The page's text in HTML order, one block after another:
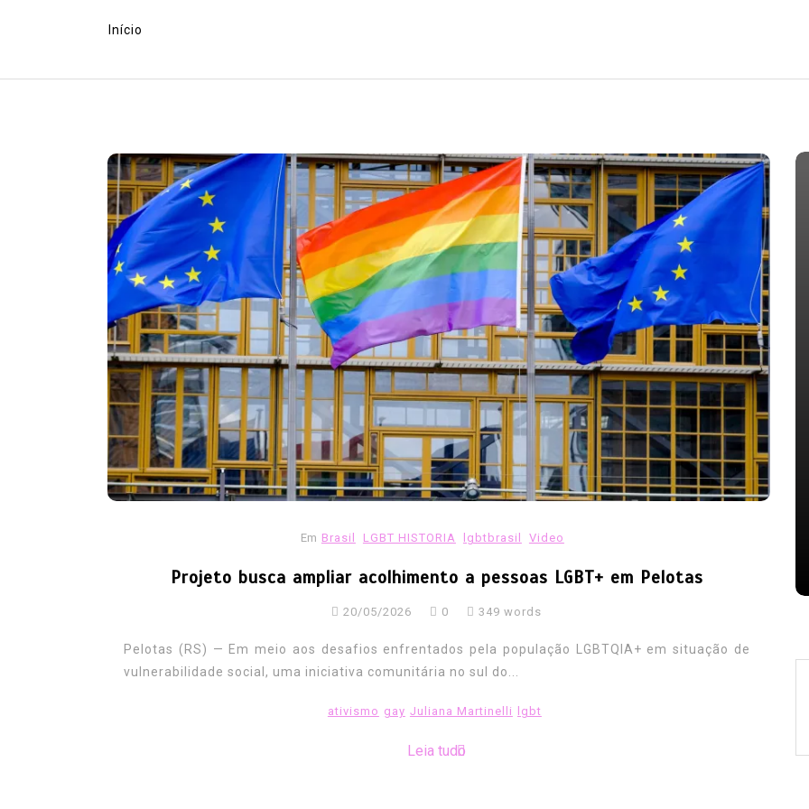
Início
Em Brasil LGBT HISTORIA lgbtbrasil Video
Projeto busca ampliar acolhimento a pessoas LGBT+ em Pelotas
20/05/2026 0 349 words
Pelotas (RS) — Em meio aos desafios enfrentados pela população LGBTQIA+ em situação de
vulnerabilidade social, uma iniciativa comunitária no sul do...
ativismo gay Juliana Martinelli lgbt
Leia tudo
Em Europa Exército
LGBT HISTORIA
LGBT Mundo
lgbtbrasil
LGBTfobia
Video
EUROPA: Veteranos LGBT devem
receber indenização por serem
expulsos do exército
06/08/2026 0 187 words
ativismo direitos Europa Exercito
reparacao veteranos
Em HIV HIV-AIDS LGBT Mundo
Infecções e mortes por HIV
caem, mas falta de recursos
ameaça avanços
07/08/2026 0 353 words
AIDS casos de hiv caem combate a aids
combate ao hiv gay HIV lgbt noticias hiv
saude publica